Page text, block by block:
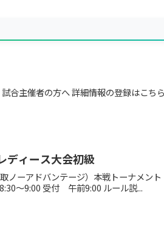
合主催者の方へ 詳細情報の登録はこち
ディース大会初級
ノーアドバンテージ）本戦トーナメ
～9:00 受付 午前9:00 ルール説...